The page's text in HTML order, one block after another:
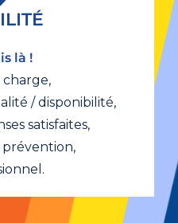
là !
charge,
/ disponibilité,
satisfaites,
prévention,